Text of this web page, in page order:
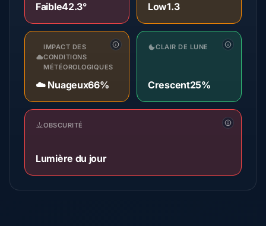
Faible42.3° Low1.3
IMPACT DES
CONDITIONS
MÉTÉOROLOGIQUES
☁️ Nuageux66%
CLAIR DE LUNE
Crescent25%
OBSCURITÉ
Lumière du jour